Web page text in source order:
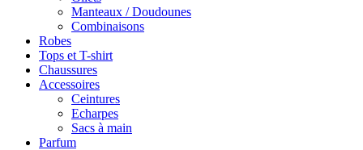
Manteaux / Doudounes
Combinaisons
Robes
Tops et T-shirt
Chaussures
Accessoires
Ceintures
Echarpes
Sacs à main
Parfum